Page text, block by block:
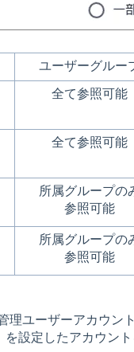
ユーザーグルー
全て参照可能
全て参照可能
所属グループの
参照可能
所属グループの
参照可能
理ユーザーアカウン
設定したアカウント